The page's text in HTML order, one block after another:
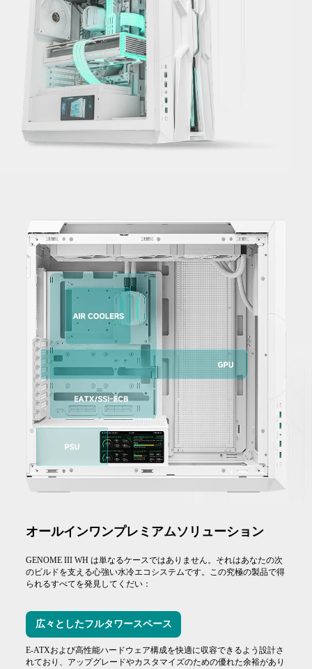
オールインワンプレミアムソリューション
GENOME III WH は単なるケースではありません。それはあなたの次
のビルドを支える心強い水冷エコシステムです。この究極の製品で得
られるすべてを発見してくだい：
広々としたフルタワースペース
E-ATXおよび高性能ハードウェア構成を快適に収容できるよう設計さ
れており、アップグレードやカスタマイズのための優れた余裕があり